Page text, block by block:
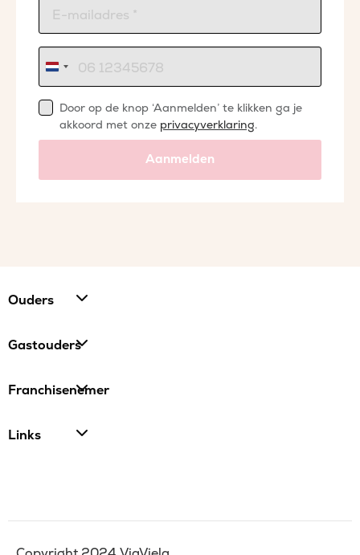
Nederland
+31
Door op de knop ‘Aanmelden’ te klikken ga je
akkoord met onze privacyverklaring.
Aanmelden
Ouders
Gastouders
Franchisenemer
Links